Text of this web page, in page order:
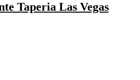
Taperia Las Vegas